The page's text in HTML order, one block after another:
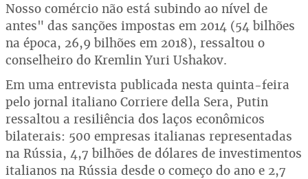
Nosso comércio não está subindo ao nível de
antes" das sanções impostas em 2014 (54 bilhões
na época, 26,9 bilhões em 2018), ressaltou o
conselheiro do Kremlin Yuri Ushakov.
Em uma entrevista publicada nesta quinta-feira
pelo jornal italiano Corriere della Sera, Putin
ressaltou a resiliência dos laços econômicos
bilaterais: 500 empresas italianas representadas
na Rússia, 4,7 bilhões de dólares de investimentos
italianos na Rússia desde o começo do ano e 2,7